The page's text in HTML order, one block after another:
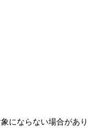
にならない場合があり